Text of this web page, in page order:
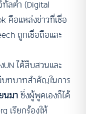
ลต่ำ (Digital
คือแหล่งข่าวที่เชื่อ
ถูกเชื่อถือและ
UN ได้สืบสวนและ
ทบาทสำคัญในการ
นมาซึ่งผู้พูดเองก็ได้
เรียกร้องให้
A+ A++